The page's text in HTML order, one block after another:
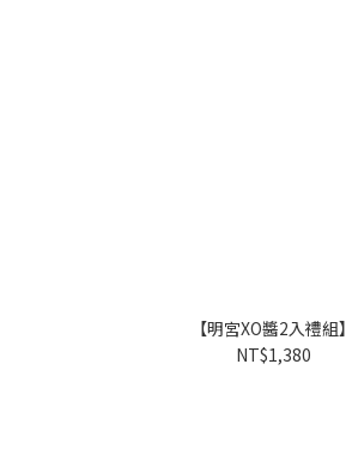
【明宮XO醬2入禮組】
NT$1,380